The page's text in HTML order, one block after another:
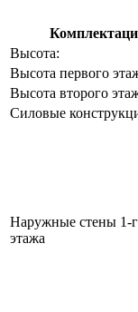
Высота:
Высота первого
Высота второго
Силовые
Наружные стены 1-
этажа